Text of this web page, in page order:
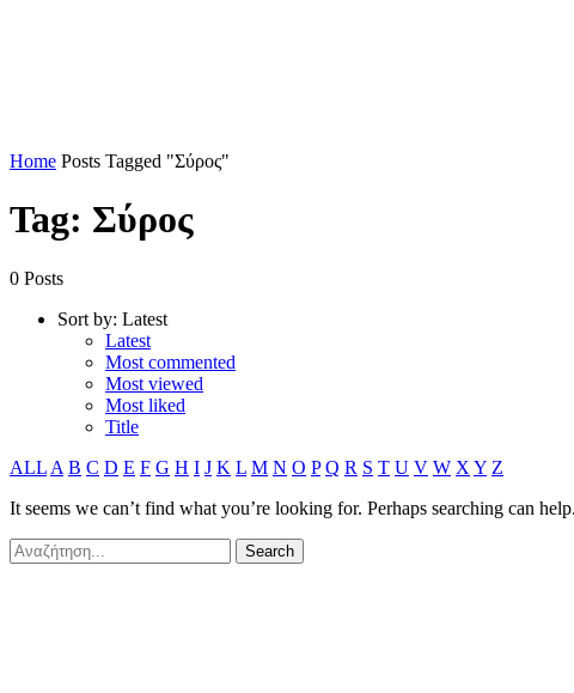
Home Posts Tagged "Σύρος"
Tag: Σύρος
0 Posts
Sort by: Latest
Latest
Most commented
Most viewed
Most liked
Title
ALL A B C D E F G H I J K L M N O P Q R S T U V W X Y Z
It seems we can’t find what you’re looking for. Perhaps searching can help.